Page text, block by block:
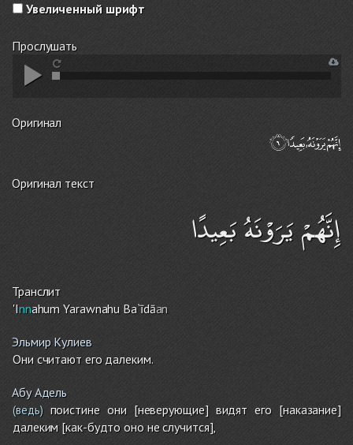
Увеличенный шрифт
Прослушать
Оригинал
Оригинал текст
إِنَّهُمْ يَرَوْنَهُ بَعِيدًا
Транслит
'Innahum Yarawnahu Ba`īdāan
Эльмир Кулиев
Они считают его далеким.
Абу Адель
(ведь)поистине они [неверующие] видят его [наказание]
далеким [как-будто оно не случится],